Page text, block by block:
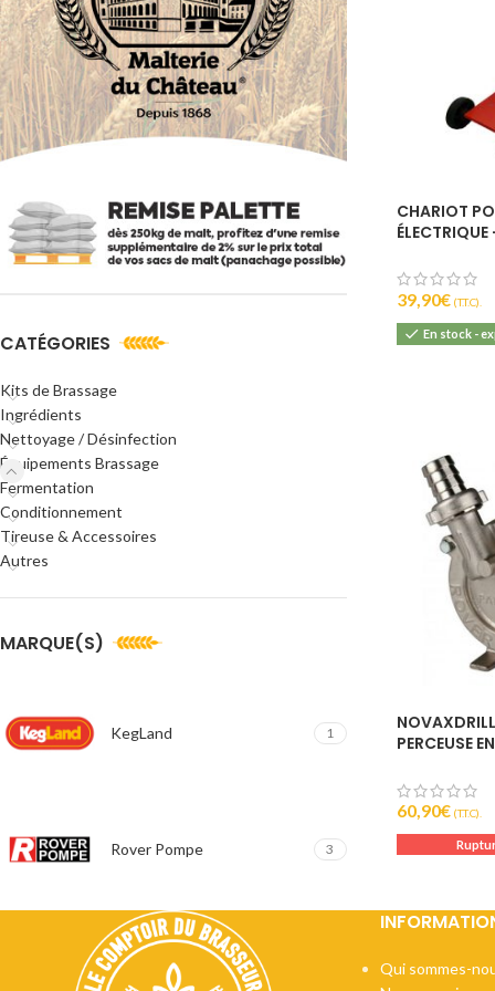
CATÉGORIES
Kits de Brassage
Ingrédients
Nettoyage / Désinfection
Équipements Brassage
Fermentation
Conditionnement
Tireuse & Accessoires
Autres
MARQUE(S)
KegLand 1
Rover Pompe 3
CHARIOT
ÉLECTRIQUE
39,90€(T.T.C).
En stock -
PERCEUSE
POMPE
60,90€(T.T.C).
Qui sommes-